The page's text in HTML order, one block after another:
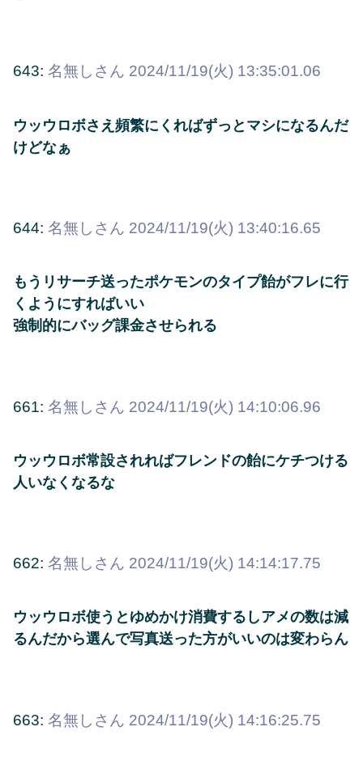
643: 名無しさん 2024/11/19(火) 13:35:01.06
ウッウロボさえ頻繁にくればずっとマシになるんだ
けどなぁ
644: 名無しさん 2024/11/19(火) 13:40:16.65
もうリサーチ送ったポケモンのタイプ飴がフレに行
くようにすればいい
強制的にバッグ課金させられる
661: 名無しさん 2024/11/19(火) 14:10:06.96
ウッウロボ常設されればフレンドの飴にケチつける
人いなくなるな
662: 名無しさん 2024/11/19(火) 14:14:17.75
ウッウロボ使うとゆめかけ消費するしアメの数は減
るんだから選んで写真送った方がいいのは変わらん
663: 名無しさん 2024/11/19(火) 14:16:25.75